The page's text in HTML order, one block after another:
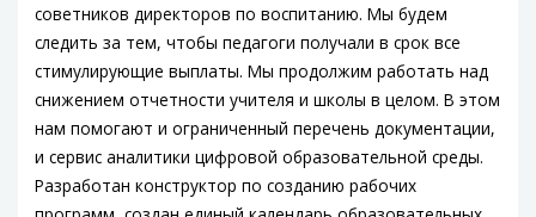
советников директоров по воспитанию. Мы будем
следить за тем, чтобы педагоги получали в срок все
стимулирующие выплаты. Мы продолжим работать над
снижением отчетности учителя и школы в целом. В этом
нам помогают и ограниченный перечень документации,
и сервис аналитики цифровой образовательной среды.
Разработан конструктор по созданию рабочих